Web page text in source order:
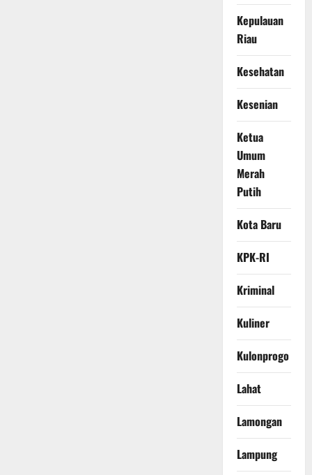
Kepulauan
Riau
Kesehatan
Kesenian
Ketua
Umum
Merah
Putih
Kota Baru
KPK-RI
Kriminal
Kuliner
Kulonprogo
Lahat
Lamongan
Lampung